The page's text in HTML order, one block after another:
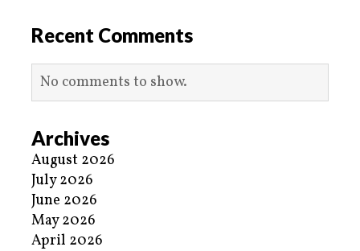
Recent Comments
No comments to show.
Archives
August 2026
July 2026
June 2026
May 2026
April 2026